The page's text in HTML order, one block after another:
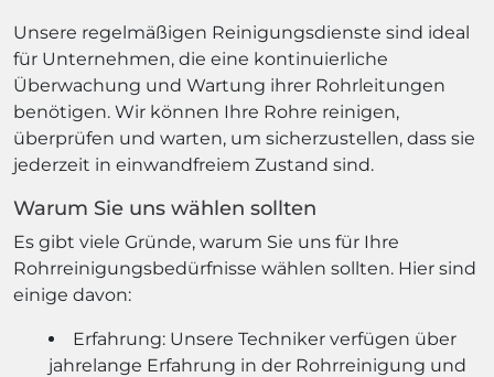
Unsere regelmäßigen Reinigungsdienste sind ideal
für Unternehmen, die eine kontinuierliche
Überwachung und Wartung ihrer Rohrleitungen
benötigen. Wir können Ihre Rohre reinigen,
überprüfen und warten, um sicherzustellen, dass sie
jederzeit in einwandfreiem Zustand sind.
Warum Sie uns wählen sollten
Es gibt viele Gründe, warum Sie uns für Ihre
Rohrreinigungsbedürfnisse wählen sollten. Hier sind
einige davon:
Erfahrung: Unsere Techniker verfügen über
jahrelange Erfahrung in der Rohrreinigung und